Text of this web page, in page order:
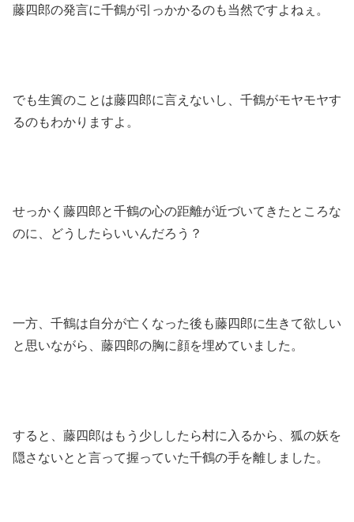
藤四郎の発言に千鶴が引っかかるのも当然ですよねぇ。
でも生簀のことは藤四郎に言えないし、千鶴がモヤモヤす
るのもわかりますよ。
せっかく藤四郎と千鶴の心の距離が近づいてきたところな
のに、どうしたらいいんだろう？
一方、千鶴は自分が亡くなった後も藤四郎に生きて欲しい
と思いながら、藤四郎の胸に顔を埋めていました。
すると、藤四郎はもう少ししたら村に入るから、狐の妖を
隠さないとと言って握っていた千鶴の手を離しました。